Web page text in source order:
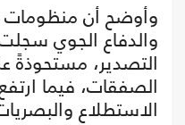
وأوضح أن منظومات
والدفاع الجوي
الصفقات، فيما
الاستطلاع